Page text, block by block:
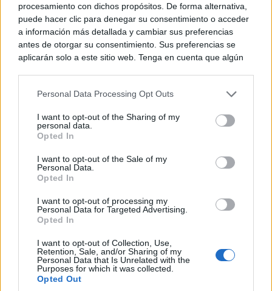
procesamiento con dichos propósitos. De forma alternativa,
puede hacer clic para denegar su consentimiento o acceder
a información más detallada y cambiar sus preferencias
antes de otorgar su consentimiento. Sus preferencias se
aplicarán solo a este sitio web. Tenga en cuenta que algún
rechazar tal procesamiento. Puede cambiar sus preferencias
a este sitio y haciendo clic en el botón "Privacidad" en la
parte inferior de la página web.
Please note that this website/app uses one or more Google
services and may gather and store information including but
not limited to your visit or usage behaviour. You may click to
use your data for below specified purposes in below Google
consent section.
Personal Data Processing Opt Outs
I want to opt-out of the Sharing of my
personal data.
Opted In
I want to opt-out of the Sale of my
Personal Data.
Opted In
I want to opt-out of processing my
Personal Data for Targeted Advertising.
Opted In
I want to opt-out of Collection, Use,
Retention, Sale, and/or Sharing of my
Personal Data that Is Unrelated with the
Purposes for which it was collected.
Opted Out
El diputado regional ha señalado que Tomelloso
comparte muchas realidades con otros municipios de
La Mancha y de Castilla-La Mancha, especialmente
en lo relativo a la presión fiscal, la pérdida de poder
adquisitivo y las dificultades del sector agrario.
Críticas a la fiscalidad en Castilla-
La Mancha
Lucas-Torres ha centrado buena parte de su